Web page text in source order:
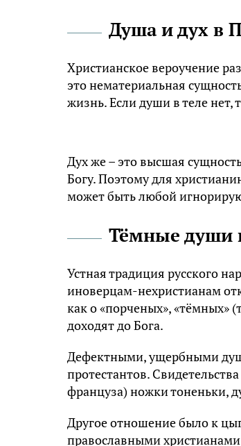
Душа и дух в
Христианское вероучение
это нематериальная
жизнь. Если души в теле нет,
Дух же – это высшая
Богу. Поэтому для
может быть любой
Тёмные души
Устная традиция русского
иноверцам-нехристианам
как о «порченых», «тёмных»
доходят до Бога.
Дефектными, ущербными
протестантов.
француза) ножки тоненьки,
Другое отношение было к
православными